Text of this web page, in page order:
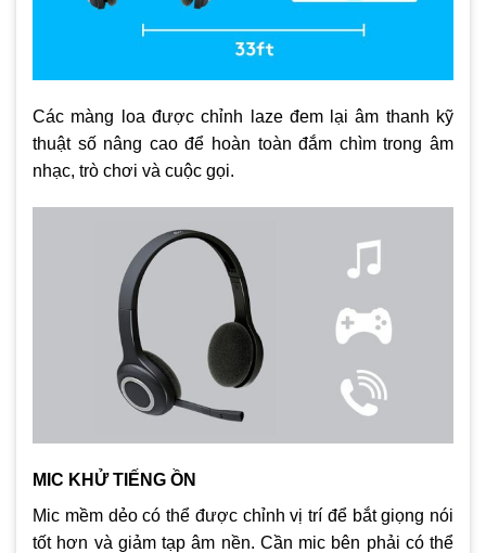
Các màng loa được chỉnh laze đem lại âm thanh kỹ
thuật số nâng cao để hoàn toàn đắm chìm trong âm
nhạc, trò chơi và cuộc gọi.
MIC KHỬ TIẾNG ỒN
Mic mềm dẻo có thể được chỉnh vị trí để bắt giọng nói
tốt hơn và giảm tạp âm nền. Cần mic bên phải có thể